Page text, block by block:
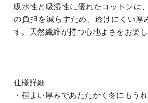
吸水性と吸湿性に優れたコットンは
の負担を減らすため、透けにくい
す。天然繊維が持つ心地よさをお楽し
仕様詳細
・程よい厚みであたたかく冬にもう